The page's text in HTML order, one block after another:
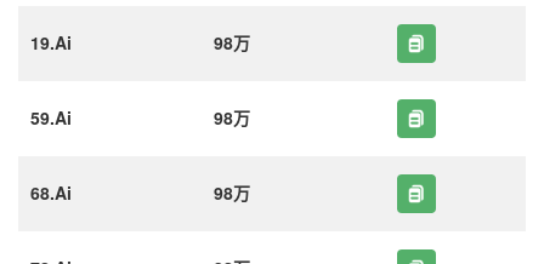
19.Ai 98万
59.Ai 98万
68.Ai 98万